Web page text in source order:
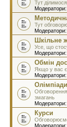
Тут
Модератори:
Тут
Модератори:
Шкільне
Усе, що
Модератори:
Обмін
Якщо у вас є
Модератори:
Обговорення
змагань
Модератори:
Курси
Модератори: